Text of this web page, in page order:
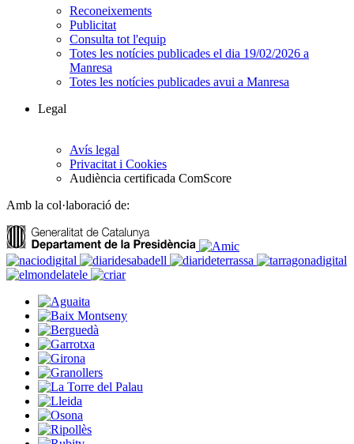
Reconeixements
Publicitat
Consulta tot l'equip
Totes les notícies publicades el dia 19/02/2026 a
Manresa
Totes les notícies publicades avui a Manresa
Legal
Avís legal
Privacitat i Cookies
Audiència certificada ComScore
Amb la col·laboració de: